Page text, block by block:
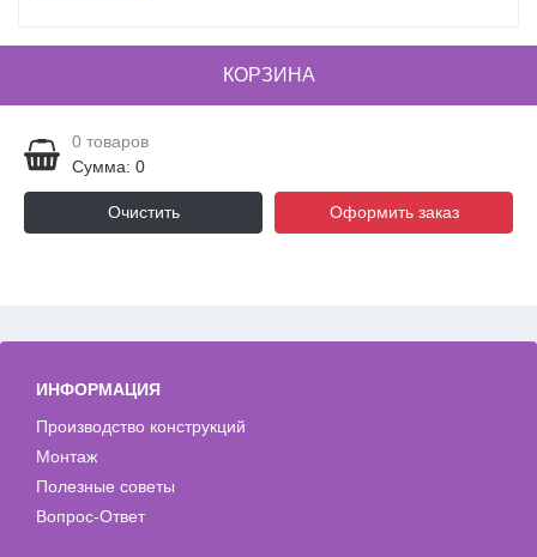
КОРЗИНА
0 товаров
Сумма: 0
Очистить Оформить заказ
ИНФОРМАЦИЯ
Производство конструкций
Монтаж
Полезные советы
Вопрос-Ответ